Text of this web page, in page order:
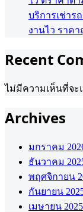
บริการเช่าร
งานไว ราคา
Recent
ไม่มีความเห็นที่จะ
Archives
มกราคม
ธันวาคม
พฤศจิกายน
กันยายน
เมษายน 2025